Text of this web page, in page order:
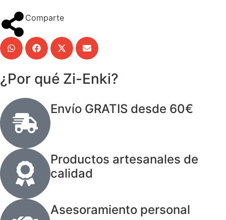
Comparte
¿Por qué Zi-Enki?
Envío GRATIS desde 60€
Productos artesanales de
calidad
Asesoramiento personal